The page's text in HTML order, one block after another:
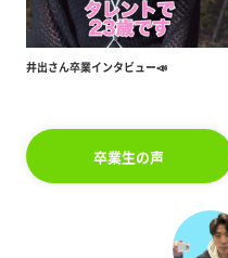
井出さん卒業インタビュー📣
卒業生の声